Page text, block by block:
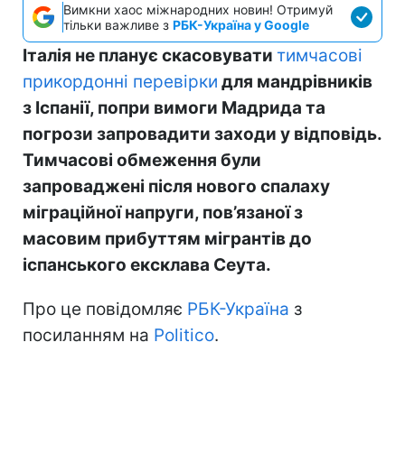
Вимкни хаос міжнародних новин! Отримуй
тільки важливе з РБК-Україна у Google
Італія не планує скасовувати тимчасові
прикордонні перевірки для мандрівників
з Іспанії, попри вимоги Мадрида та
погрози запровадити заходи у відповідь.
Тимчасові обмеження були
запроваджені після нового спалаху
міграційної напруги, пов’язаної з
масовим прибуттям мігрантів до
іспанського ексклава Сеута.
Про це повідомляє РБК-Україна з
посиланням на Politico.